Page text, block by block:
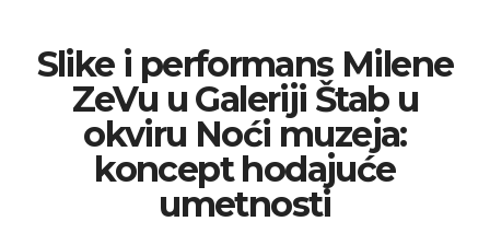
Slike i performans Milene
ZeVu u Galeriji Štab u
okviru Noći muzeja:
koncept hodajuće
umetnosti